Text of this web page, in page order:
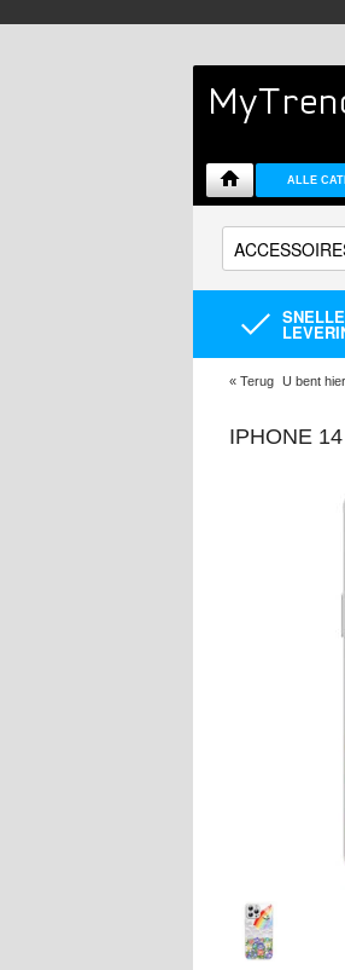
ALLE
SNELLE
« Terug U bent
IPHONE